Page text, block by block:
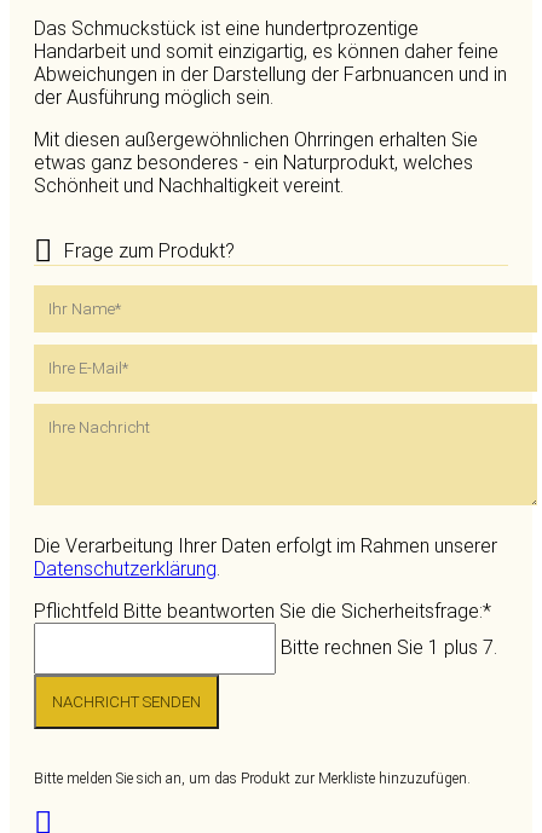
Das Schmuckstück ist eine hundertprozentige
Handarbeit und somit einzigartig, es können daher feine
Abweichungen in der Darstellung der Farbnuancen und in
der Ausführung möglich sein.
Mit diesen außergewöhnlichen Ohrringen erhalten Sie
etwas ganz besonderes - ein Naturprodukt, welches
Schönheit und Nachhaltigkeit vereint.
Frage zum Produkt?
Die Verarbeitung Ihrer Daten erfolgt im Rahmen unserer
Datenschutzerklärung.
Pflichtfeld Bitte beantworten Sie die Sicherheitsfrage:*
Bitte rechnen Sie 1 plus 7.
NACHRICHT SENDEN
Bitte melden Sie sich an, um das Produkt zur Merkliste hinzuzufügen.